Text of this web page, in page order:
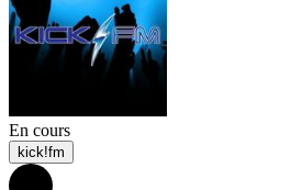
En cours
kick!fm